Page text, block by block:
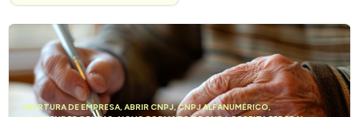
ABERTURA DE EMPRESA, ABRIR CNPJ,CNPJ ALFANUMÉRICO,